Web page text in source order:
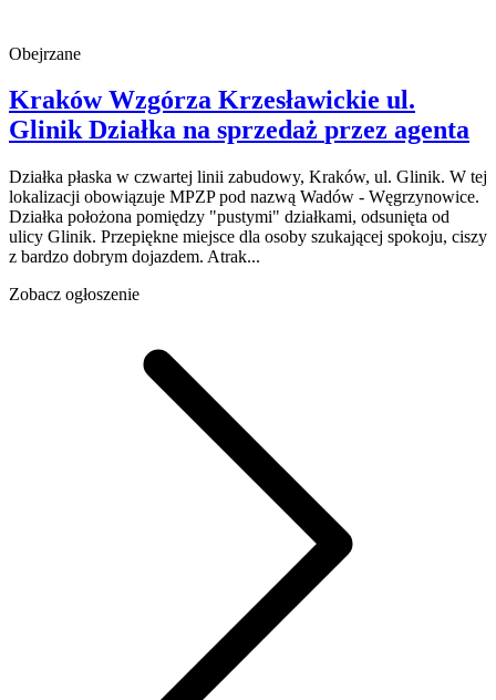
Obejrzane
Kraków Wzgórza Krzesławickie ul.
Glinik Działka na sprzedaż przez agenta
Działka płaska w czwartej linii zabudowy, Kraków, ul. Glinik. W tej
lokalizacji obowiązuje MPZP pod nazwą Wadów - Węgrzynowice.
Działka położona pomiędzy "pustymi" działkami, odsunięta od
ulicy Glinik. Przepiękne miejsce dla osoby szukającej spokoju, ciszy
z bardzo dobrym dojazdem. Atrak...
Zobacz ogłoszenie